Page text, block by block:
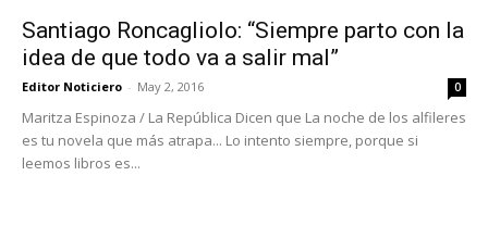
Santiago Roncagliolo: “Siempre parto con la
idea de que todo va a salir mal”
Editor Noticiero - May 2, 2016 0
Maritza Espinoza / La República Dicen que La noche de los alfileres
es tu novela que más atrapa... Lo intento siempre, porque si
leemos libros es...